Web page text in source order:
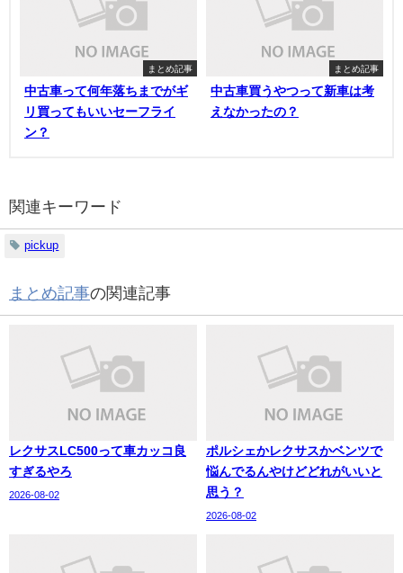
まとめ記事
中古車って何年落ちまでがギ
リ買ってもいいセーフライ
ン？
まとめ記事
中古車買うやつって新車は考
えなかったの？
関連キーワード
pickup
まとめ記事の関連記事
レクサスLC500って車カッコ良
すぎるやろ
2026-08-02
ポルシェかレクサスかベンツで
悩んでるんやけどどれがいいと
思う？
2026-08-02